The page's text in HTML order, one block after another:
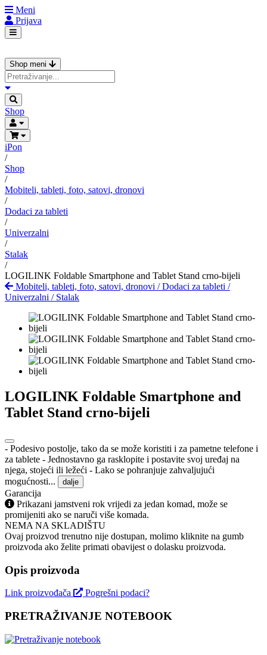
Meni
Prijava
Shop meni
Shop
iPon
/
Shop
/
Mobiteli, tableti, foto, satovi, dronovi
/
Dodaci za tableti
/
Univerzalni
/
Stalak
/
LOGILINK Foldable Smartphone and Tablet Stand crno-bijeli
Mobiteli, tableti, foto, satovi, dronovi /Dodaci za tableti /
Univerzalni / Stalak
LOGILINK Foldable Smartphone and
Tablet Stand crno-bijeli
- Podesivo postolje, tako da se može koristiti i za pametne telefone i
za tablete - Jednostavno ga rasklopite i postavite svoj uređaj na
njega, stojeći ili ležeći - Lako se pohranjuje zahvaljujući
mogućnosti...
dalje
Garancija
Prikazani jamstveni rok vrijedi za jedan komad, može se
promijeniti ako se naruči više komada.
NEMA NA SKLADIŠTU
Ovaj proizvod trenutno nije dostupan, molimo kliknite na gumb
proizvoda ako želite primati obavijest o dolasku proizvoda.
Opis proizvoda
Link proizvođača Pogrešni podaci?
PRETRAŽIVANJE NOTEBOOK